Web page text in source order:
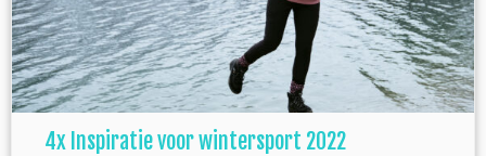
4x Inspiratie voor wintersport 2022